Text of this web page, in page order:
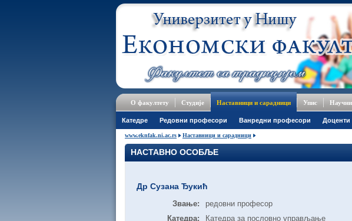
О факултету Студије Наставници и сарадници Упис
Катедре Редовни професори Ванредни професори Доценти
www.eknfak.ni.ac.rs Наставници и сарадници
НАСТАВНО ОСОБЉЕ
Др Сузана Ђукић
Звање:
редовни професор
Катедра:
Катедра за пословно управљање